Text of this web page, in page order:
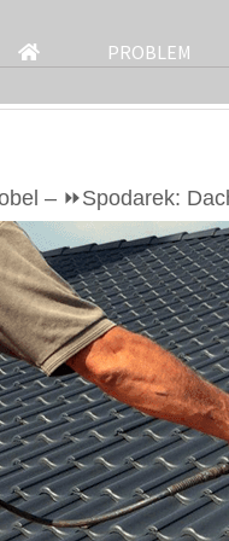
PROBLEM
– ⏩Spodarek: